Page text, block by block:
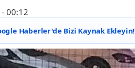
00:12
Haberler'de Bizi Kaynak Ekleyin!